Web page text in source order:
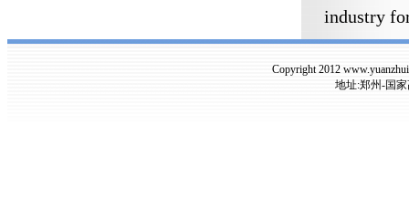
industry
Copyright 2012
地址:郑州-国